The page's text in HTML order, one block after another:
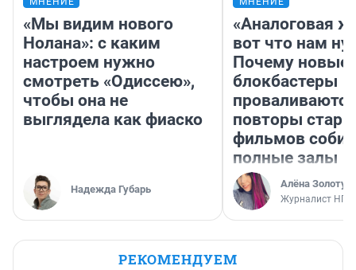
«Мы видим нового
Нолана»: с каким
настроем нужно
смотреть «Одиссею»,
чтобы она не
выглядела как фиаско
Надежда Губарь
«Аналоговая
вот что нам
Почему новые
блокбастеры
повторы
фильмов
полные залы
Алёна
Журналист НГС
РЕКОМЕНДУЕМ